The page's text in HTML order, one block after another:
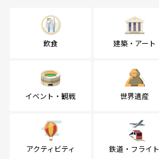
飲食 建築・アート
イベント・観戦 世界遺産
アクティビティ 鉄道・フライト